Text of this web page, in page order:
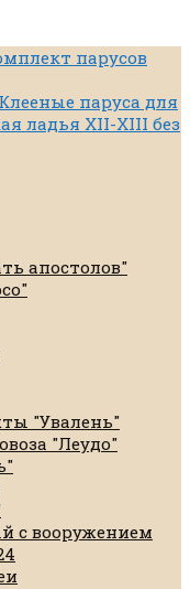
парусов
Клееные паруса для
ладья XII-XIII без
апостолов"
"Увалень"
"Леудо"
с вооружением